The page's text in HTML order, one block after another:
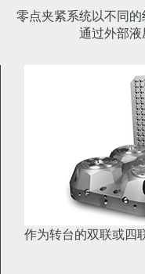
零点夹紧系统以不同的
通过外部液
作为转台的双联或四